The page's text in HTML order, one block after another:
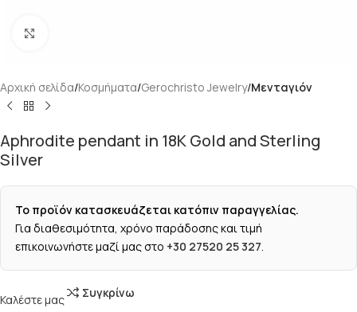
Αρχική σελίδα Κοσμήματα Gerochristo Jewelry Μενταγιόν
Aphrodite pendant in 18K Gold and Sterling
Silver
Το προϊόν κατασκευάζεται κατόπιν παραγγελίας.
Για διαθεσιμότητα, χρόνο παράδοσης και τιμή
επικοινωνήστε μαζί μας στο +30 27520 25 327.
Καλέστε μας
Συγκρίνω